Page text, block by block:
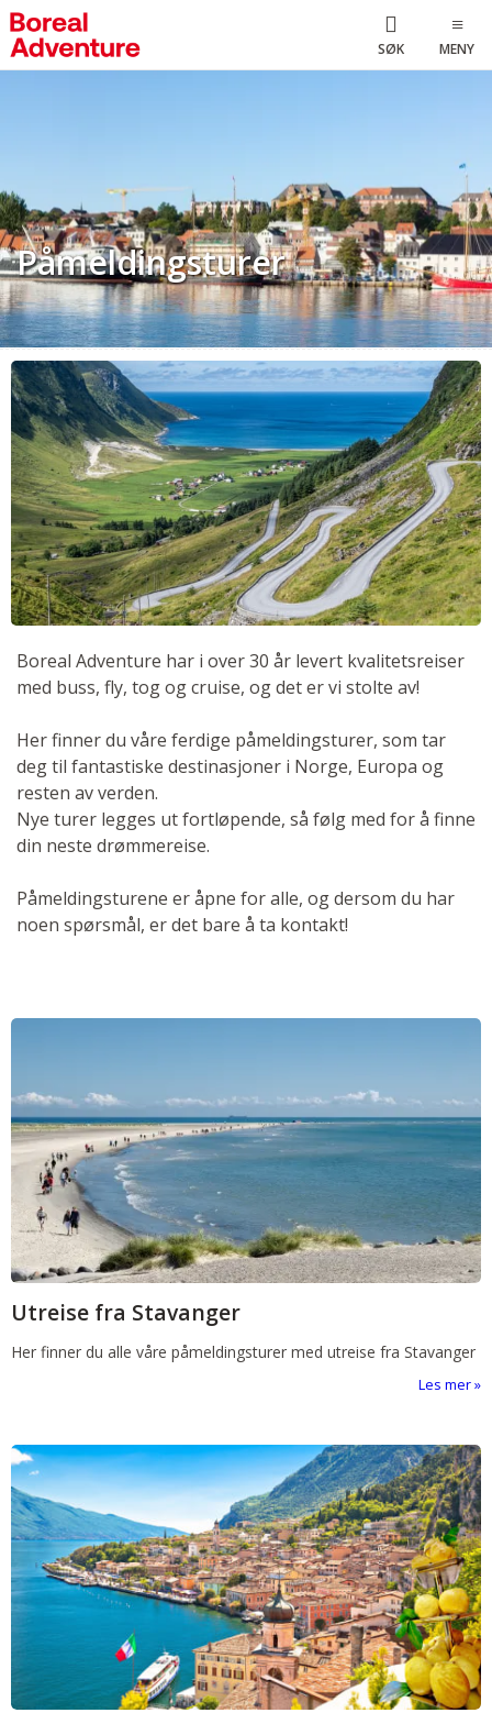
SØK MENY
Påmeldingsturer
Boreal Adventure har i over 30 år levert kvalitetsreiser
med buss, fly, tog og cruise, og det er vi stolte av!
Her finner du våre ferdige påmeldingsturer, som tar
deg til fantastiske destinasjoner i Norge, Europa og
resten av verden.
Nye turer legges ut fortløpende, så følg med for å finne
din neste drømmereise.
Påmeldingsturene er åpne for alle, og dersom du har
noen spørsmål, er det bare å ta kontakt!
Utreise fra Stavanger
Her finner du alle våre påmeldingsturer med utreise fra Stavanger
Les mer